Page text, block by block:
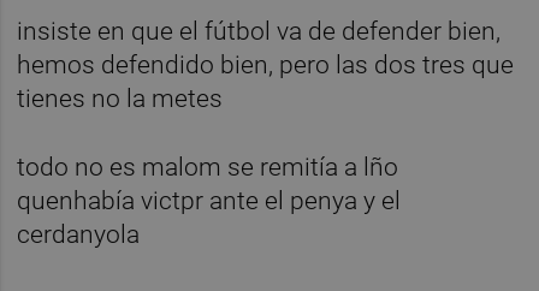
insiste en que el fútbol va de defender bien,
hemos defendido bien, pero las dos tres que
tienes no la metes
todo no es malom se remitía a lño
quenhabía victpr ante el penya y el
cerdanyola